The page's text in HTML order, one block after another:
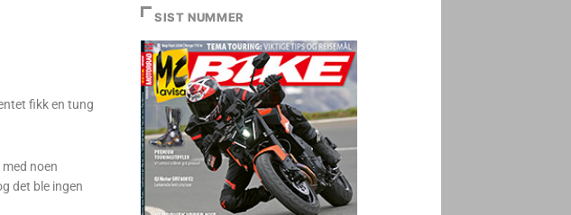
fikk en tung
noen
det ble ingen
SIST NUMMER